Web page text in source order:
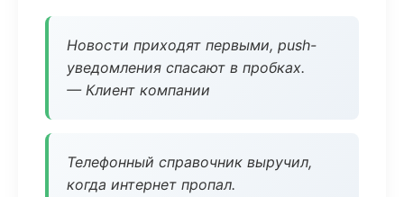
Новости приходят первыми, push-
уведомления спасают в пробках.
— Клиент компании
Телефонный справочник выручил,
когда интернет пропал.